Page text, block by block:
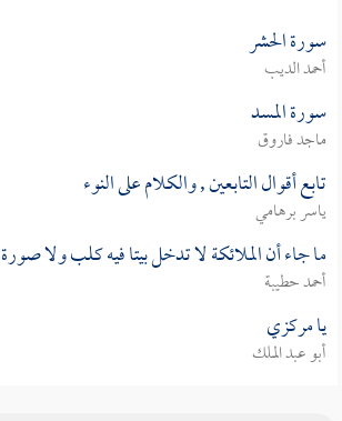
سورة الحشر
أحمد الديب
سورة المسد
ماجد فاروق
تابع أقوال التابعين , والكلام على النوء
ياسر برهامي
ما جاء أن الملائكة لا تدخل بيتا فيه كلب ولا صورة
أحمد حطيبة
يا مركزي
أبو عبد الملك